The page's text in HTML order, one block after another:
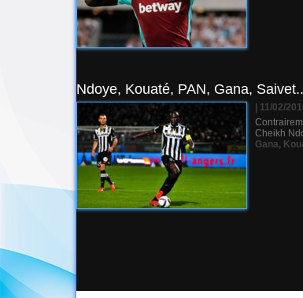
Ndoye, Kouaté, PAN, Gana,
| 11/02/
Cheikh
Gana,